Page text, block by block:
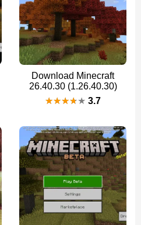
Download Minecraft
26.40.30 (1.26.40.30)
3.7